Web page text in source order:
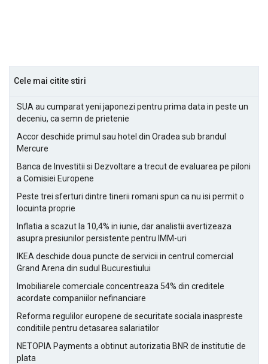
Cele mai citite stiri
SUA au cumparat yeni japonezi pentru prima data in peste un
deceniu, ca semn de prietenie
Accor deschide primul sau hotel din Oradea sub brandul
Mercure
Banca de Investitii si Dezvoltare a trecut de evaluarea pe piloni
a Comisiei Europene
Peste trei sferturi dintre tinerii romani spun ca nu isi permit o
locuinta proprie
Inflatia a scazut la 10,4% in iunie, dar analistii avertizeaza
asupra presiunilor persistente pentru IMM-uri
IKEA deschide doua puncte de servicii in centrul comercial
Grand Arena din sudul Bucurestiului
Imobiliarele comerciale concentreaza 54% din creditele
acordate companiilor nefinanciare
Reforma regulilor europene de securitate sociala inaspreste
conditiile pentru detasarea salariatilor
NETOPIA Payments a obtinut autorizatia BNR de institutie de
plata